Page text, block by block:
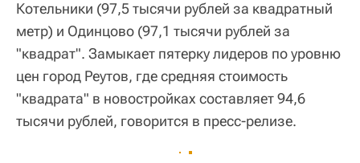
Котельники (97,5 тысячи рублей за квадратный
метр) и Одинцово (97,1 тысячи рублей за
"квадрат". Замыкает пятерку лидеров по уровню
цен город Реутов, где средняя стоимость
"квадрата" в новостройках составляет 94,6
тысячи рублей, говорится в пресс-релизе.